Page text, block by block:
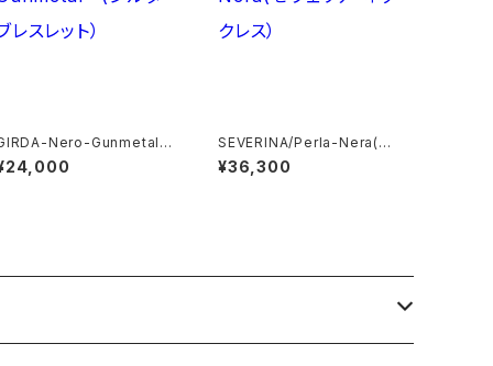
Nero-Gunmetal
ルダ・ブレスレット）
SEVERINA/Perla-Nera(セ
ヴェリナ・ネックレス）
¥36,300